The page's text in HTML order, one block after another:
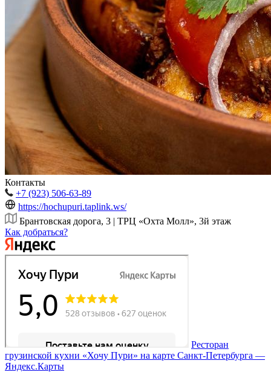
Контакты
+7 (923) 506-63-89
https://hochupuri.taplink.ws/
Брантовская дорога, 3 | ТРЦ «Охта Молл», 3й этаж
Как добраться?
Ресторан
грузинской кухни «Хочу Пури» на карте Санкт‑Петербурга —
Яндекс.Карты